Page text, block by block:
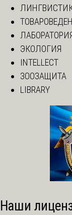
ЭКОЛОГИЯ
INTELLECT
ЗООЗАЩИТА
LIBRARY
Наши